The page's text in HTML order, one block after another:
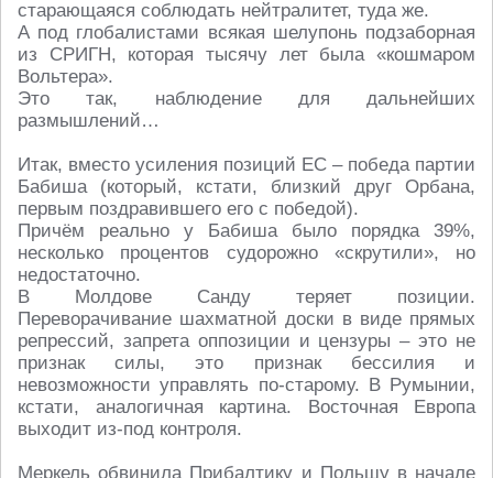
старающаяся соблюдать нейтралитет, туда же.
А под глобалистами всякая шелупонь подзаборная
из СРИГН, которая тысячу лет была «кошмаром
Вольтера».
Это так, наблюдение для дальнейших
размышлений…
Итак, вместо усиления позиций ЕС – победа партии
Бабиша (который, кстати, близкий друг Орбана,
первым поздравившего его с победой).
Причём реально у Бабиша было порядка 39%,
несколько процентов судорожно «скрутили», но
недостаточно.
В Молдове Санду теряет позиции.
Переворачивание шахматной доски в виде прямых
репрессий, запрета оппозиции и цензуры – это не
признак силы, это признак бессилия и
невозможности управлять по-старому. В Румынии,
кстати, аналогичная картина. Восточная Европа
выходит из-под контроля.
Меркель обвинила Прибалтику и Польшу в начале